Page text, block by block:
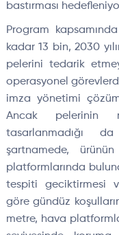
bastırması
Program
kadar 13 bin, 2030
pelerini tedarik
operasyonel
imza yönetimi
Ancak pelerinin
tasarlanmadığı
şartnamede,
platformlarında
tespiti geciktirmesi
göre gündüz
metre, hava